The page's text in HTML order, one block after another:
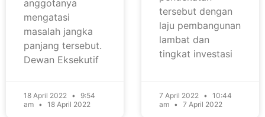
anggotanya
mengatasi
masalah jangka
panjang tersebut.
Dewan Eksekutif
18 April 2022
9:54
am
18 April 2022
tersebut dengan
laju pembangunan
lambat dan
tingkat investasi
7 April 2022
10:44
am
7 April 2022